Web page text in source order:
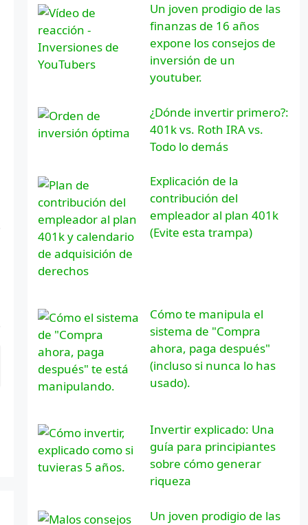
Un joven prodigio de las
finanzas de 16 años
expone los consejos de
inversión de un
youtuber.
¿Dónde invertir primero?:
401k vs. Roth IRA vs.
Todo lo demás
Explicación de la
contribución del
empleador al plan 401k
(Evite esta trampa)
Cómo te manipula el
sistema de "Compra
ahora, paga después"
(incluso si nunca lo has
usado).
Invertir explicado: Una
guía para principiantes
sobre cómo generar
riqueza
Un joven prodigio de las